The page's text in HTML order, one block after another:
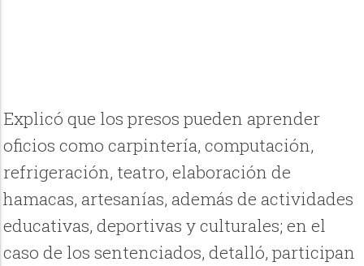
Explicó que los presos pueden aprender
oficios como carpintería, computación,
refrigeración, teatro, elaboración de
hamacas, artesanías, además de actividades
educativas, deportivas y culturales; en el
caso de los sentenciados, detalló, participan